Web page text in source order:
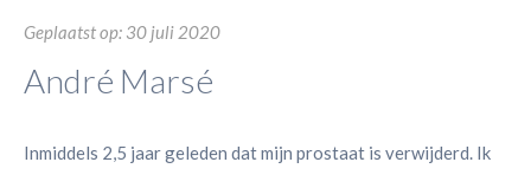
Geplaatst op: 30 juli 2020
André Marsé
Inmiddels 2,5 jaar geleden dat mijn prostaat is verwijderd. Ik